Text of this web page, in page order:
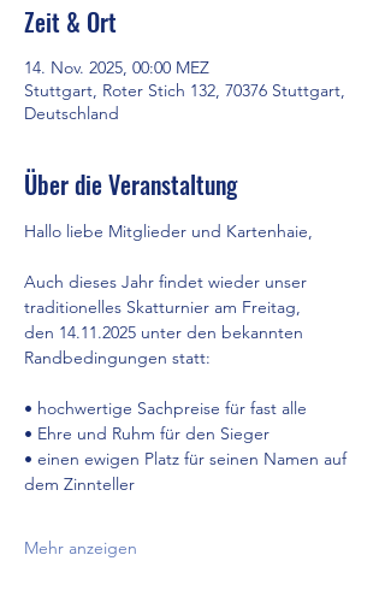
Zeit & Ort
14. Nov. 2025, 00:00 MEZ
Stuttgart, Roter Stich 132, 70376 Stuttgart,
Deutschland
Über die Veranstaltung
Hallo liebe Mitglieder und Kartenhaie,
Auch dieses Jahr findet wieder unser
traditionelles Skatturnier am Freitag,
den 14.11.2025 unter den bekannten
Randbedingungen statt:
• hochwertige Sachpreise für fast alle
• Ehre und Ruhm für den Sieger
• einen ewigen Platz für seinen Namen auf
dem Zinnteller
Mehr anzeigen